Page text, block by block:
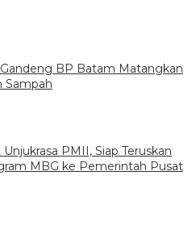
BP Batam Matangkan
Sampah
PMII, Siap Teruskan
MBG ke Pemerintah Pusat